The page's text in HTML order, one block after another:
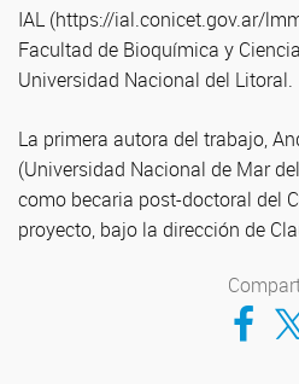
IAL (https://ial.conicet.gov.ar/
Facultad de Bioquímica y
Universidad Nacional del Litoral.
La primera autora del trabajo,
(Universidad Nacional de Mar
como becaria post-doctoral del
proyecto, bajo la dirección de